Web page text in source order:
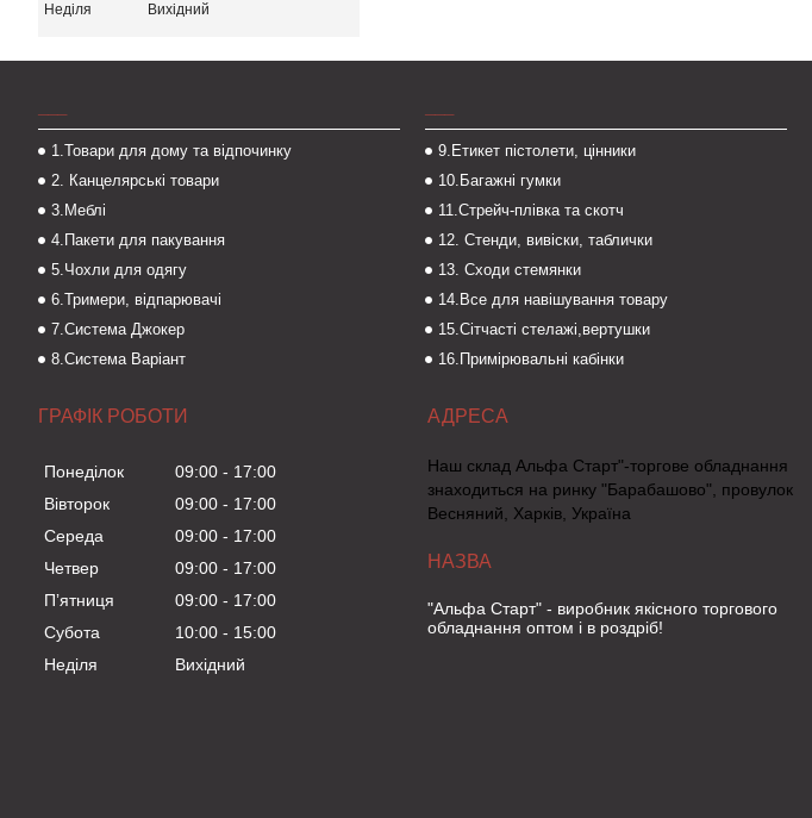
Неділя
Вихідний
1.Товари для дому та відпочинку
2. Канцелярські товари
3.Меблі
4.Пакети для пакування
5.Чохли для одягу
6.Тримери, відпарювачі
7.Система Джокер
8.Система Варіант
9.Етикет пістолети, цінники
10.Багажні гумки
11.Стрейч-плівка та скотч
12. Стенди, вивіски, таблички
13. Сходи стемянки
14.Все для навішування товару
15.Сітчасті стелажі,вертушки
16.Примірювальні кабінки
ГРАФІК РОБОТИ
Понеділок 09:00
17:00
Вівторок
09:00
17:00
Середа
09:00
17:00
Четвер
09:00
17:00
Пʼятниця
09:00
17:00
Субота
10:00
15:00
Неділя
Вихідний
Наш склад Альфа Старт"-торгове обладнання
знаходиться на ринку "Барабашово", провулок
Весняний, Харків, Україна
"Альфа Старт" - виробник якісного торгового
обладнання оптом і в роздріб!